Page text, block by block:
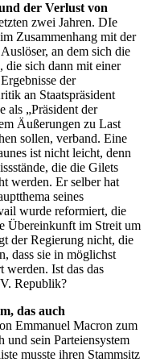
der Verlust von
zwei Jahren. DIe
Zusammenhang mit der
an dem sich die
die sich dann mit einer
der
an Staatspräsident
als „Präsident der
Äußerungen zu Last
sollen, verband. Eine
ist nicht leicht, denn
die die Gilets
werden. Er selber hat
seines
wurde reformiert, die
Übereinkunft im Streit um
der Regierung nicht, die
dass sie in möglichst
werden. Ist das das
Republik?
das auch
Emmanuel Macron zum
und sein Parteiensystem
musste ihren Stammsitz